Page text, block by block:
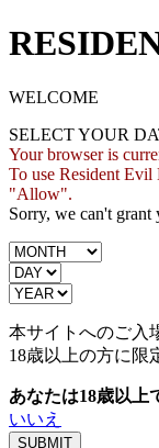
WELCOME
SELECT YOUR
Your browser is
To use Resident Evil
"Allow".
Sorry, we can't grant
本サイトへのご入
18歳以上の方に限
あなたは18歳以上
いいえ